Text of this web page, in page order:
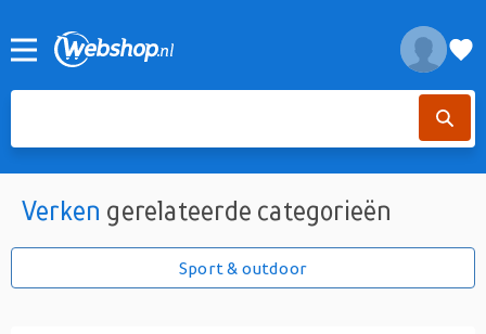
Verken gerelateerde categorieën
Sport & outdoor